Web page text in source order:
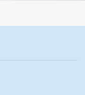
人工制焦球法一致或优